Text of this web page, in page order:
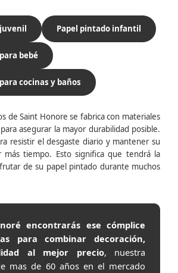
Papel pintado infantil
bebé
cocinas y baños
de Saint Honore se fabrica con materiales
asegurar la mayor durabilidad posible.
resistir el desgaste diario y mantener su
más tiempo. Esto significa que tendrá la
de su papel pintado durante muchos
encontrarás ese cómplice
para combinar decoración,
al mejor precio, nuestra
mas de 60 años en el mercado